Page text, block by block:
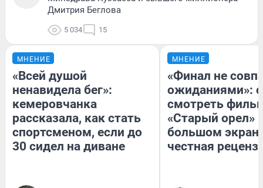
Дмитрия Беглова
5 034 15
МНЕНИЕ
«Всей душой
ненавидела бег»:
кемеровчанка
рассказала, как стать
спортсменом, если до
30 сидел на диване
МНЕНИЕ
«Финал не
ожиданиями»:
смотреть
«Старый орел»
большом
честная